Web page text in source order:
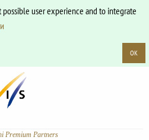
user experience and to integrate
OK
Premium Partners